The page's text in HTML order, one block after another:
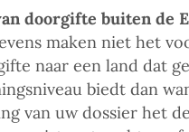
doorgifte buiten de
maken niet het
naar een land dat
biedt dan
van uw dossier het